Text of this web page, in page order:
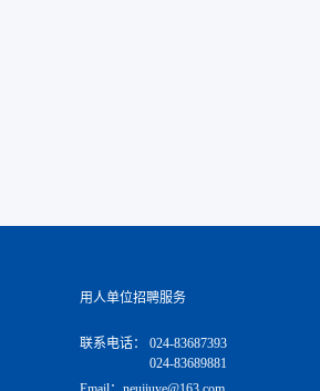
用人单位招聘服务
联系电话：
024-83687393
024-83689881